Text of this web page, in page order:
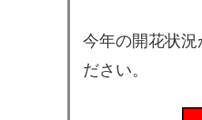
今年の開花状
ださい。